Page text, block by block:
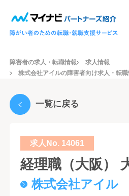
障害者の求人・転職情報
求人情報
株式会社アイルの障害者向け求人・転職
一覧に戻る
求人No. 14061
経理職（大阪）
株式会社アイル